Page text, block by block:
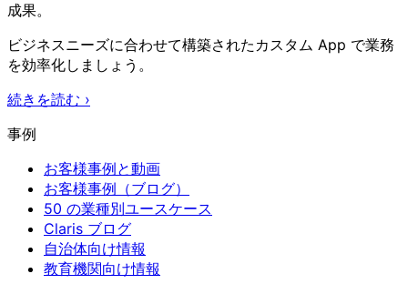
成果。
ビジネスニーズに合わせて構築されたカスタム App で業務
を効率化しましょう。
続きを読む ›
事例
お客様事例と動画
お客様事例（ブログ）
50 の業種別ユースケース
Claris ブログ
自治体向け情報
教育機関向け情報